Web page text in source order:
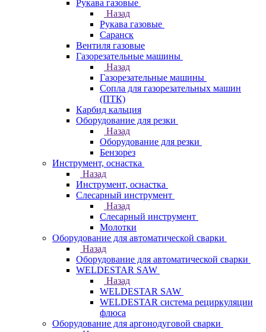
Рукава газовые
Назад
Рукава газовые
Саранск
Вентиля газовые
Газорезательные машины
Назад
Газорезательные машины
Сопла для газорезательных машин
(ПТК)
Карбид кальция
Оборудование для резки
Назад
Оборудование для резки
Бензорез
Инструмент, оснастка
Назад
Инструмент, оснастка
Слесарный инструмент
Назад
Слесарный инструмент
Молотки
Оборудование для автоматической сварки
Назад
Оборудование для автоматической сварки
WELDESTAR SAW
Назад
WELDESTAR SAW
WELDESTAR система рециркуляции
флюса
Оборудование для аргонодуговой сварки